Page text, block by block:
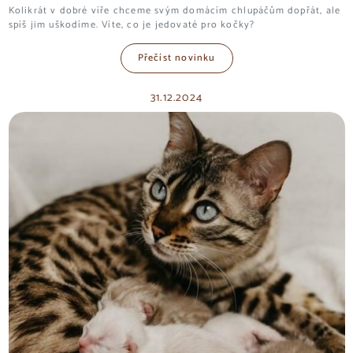
Kolikrát v dobré víře chceme svým domácím chlupáčům dopřát, ale
spíš jim uškodíme. Víte, co je jedovaté pro kočky?
Přečíst novinku
31.12.2024